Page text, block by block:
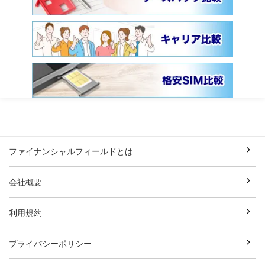
ファイナンシャルフィールドとは
会社概要
利用規約
プライバシーポリシー